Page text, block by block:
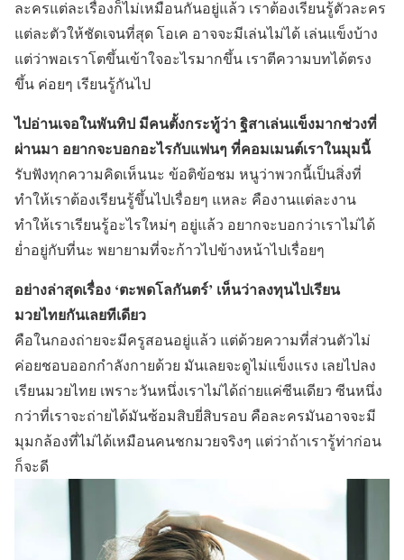
ละครแต่ละเรื่องก็ไม่เหมือนกันอยู่แล้ว เราต้องเรียนรู้ตัวละคร
แต่ละตัวให้ชัดเจนที่สุด โอเค อาจจะมีเล่นไม่ได้ เล่นแข็งบ้าง
แต่ว่าพอเราโตขึ้นเข้าใจอะไรมากขึ้น เราตีความบทได้ตรง
ขึ้น ค่อยๆ เรียนรู้กันไป
ไปอ่านเจอในพันทิป มีคนตั้งกระทู้ว่า ฐิสาเล่นแข็งมากช่วงที่
ผ่านมา อยากจะบอกอะไรกับแฟนๆ ที่คอมเมนต์เราในมุมนี้
รับฟังทุกความคิดเห็นนะ ข้อติข้อชม หนูว่าพวกนี้เป็นสิ่งที่
ทำให้เราต้องเรียนรู้ขึ้นไปเรื่อยๆ แหละ คืองานแต่ละงาน
ทำให้เราเรียนรู้อะไรใหม่ๆ อยู่แล้ว อยากจะบอกว่าเราไม่ได้
ย่ำอยู่กับที่นะ พยายามที่จะก้าวไปข้างหน้าไปเรื่อยๆ
อย่างล่าสุดเรื่อง ‘ตะพดโลกันตร์’ เห็นว่าลงทุนไปเรียน
มวยไทยกันเลยทีเดียว
คือในกองถ่ายจะมีครูสอนอยู่แล้ว แต่ด้วยความที่ส่วนตัวไม่
ค่อยชอบออกกำลังกายด้วย มันเลยจะดูไม่แข็งแรง เลยไปลง
เรียนมวยไทย เพราะวันหนึ่งเราไม่ได้ถ่ายแค่ซีนเดียว ซีนหนึ่ง
กว่าที่เราจะถ่ายได้มันซ้อมสิบยี่สิบรอบ คือละครมันอาจจะมี
มุมกล้องที่ไม่ได้เหมือนคนชกมวยจริงๆ แต่ว่าถ้าเรารู้ท่าก่อน
ก็จะดี